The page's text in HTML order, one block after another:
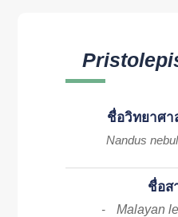
ชื่อวิทยาศา
Nandus
ชื่อส
- Malayan